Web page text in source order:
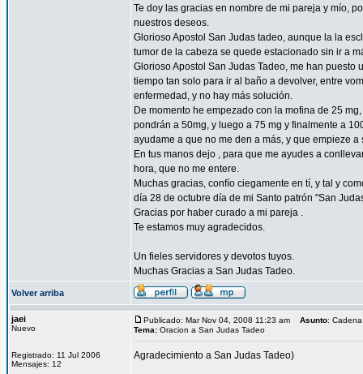
Te doy las gracias en nombre de mi pareja y mío,
nuestros deseos.
Glorioso Apostol San Judas tadeo, aunque la la
tumor de la cabeza se quede estacionado sin ir a
Glorioso Apostol San Judas Tadeo, me han
tiempo tan solo para ir al baño a devolver, entre
enfermedad, y no hay más solución.
De momento he empezado con la mofina de 25
pondrán a 50mg, y luego a 75 mg y finalmente a
ayudame a que no me den a más, y que empieze
En tus manos dejo , para que me ayudes a
hora, que no me entere.
Muchas gracias, confío ciegamente en tí, y tal y
día 28 de octubre día de mi Santo patrón "San
Gracias por haber curado a mi pareja .
Te estamos muy agradecidos.
Un fieles servidores y devotos tuyos.
Muchas Gracias a San Judas Tadeo.
Volver arriba
jaei
Nuevo
Registrado: 11 Jul 2006
Mensajes: 12
Publicado: Mar Nov 04, 2008 11:23 am Asunto:
Tema: Oracion a San Judas Tadeo
Agradecimiento a San Judas Tadeo)